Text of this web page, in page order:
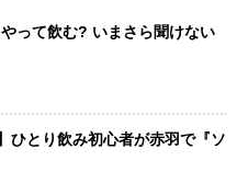
って飲む? いまさら聞けない
ひとり飲み初心者が赤羽で『ソ